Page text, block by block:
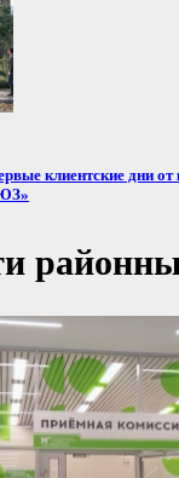
клиентские дни